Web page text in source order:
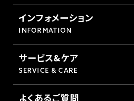
インフォメーション
INFORMATION
サービス&ケア
SERVICE & CARE
よくあるご質問